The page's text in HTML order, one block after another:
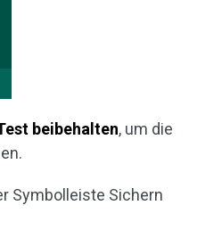
beibehalten, um die
Symbolleiste Sichern